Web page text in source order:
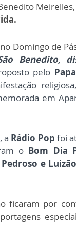
Domingo de
Benedito,
pelo
em
a Rádio Pop foi
o Bom Dia
e
ficaram por